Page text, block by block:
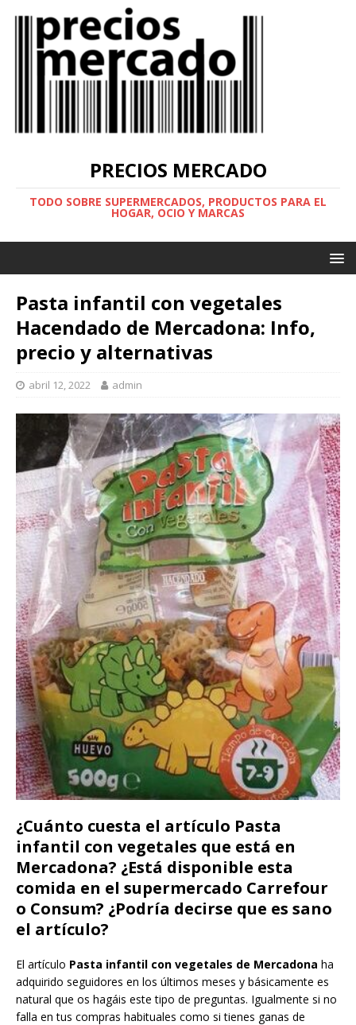
PRECIOS MERCADO
TODO SOBRE SUPERMERCADOS, PRODUCTOS PARA EL
HOGAR, OCIO Y MARCAS
Pasta infantil con vegetales
Hacendado de Mercadona: Info,
precio y alternativas
abril 12, 2022 admin
¿Cuánto cuesta el artículo Pasta
infantil con vegetales que está en
Mercadona? ¿Está disponible esta
comida en el supermercado Carrefour
o Consum? ¿Podría decirse que es sano
el artículo?
El artículo Pasta infantil con vegetales de Mercadona ha
adquirido seguidores en los últimos meses y básicamente es
natural que os hagáis este tipo de preguntas. Igualmente si no
falla en tus compras habituales como si tienes ganas de